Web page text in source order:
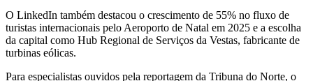
O LinkedIn também destacou o crescimento de 55% no fluxo de
turistas internacionais pelo Aeroporto de Natal em 2025 e a escolha
da capital como Hub Regional de Serviços da Vestas, fabricante de
turbinas eólicas.
Para especialistas ouvidos pela reportagem da Tribuna do Norte, o